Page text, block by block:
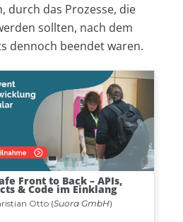
durch das Prozesse, die
sollten, nach dem
dennoch beendet waren.